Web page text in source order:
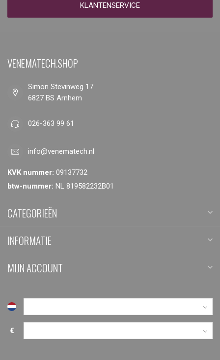
KLANTENSERVICE
VENEMATECH.SHOP
Simon Stevinweg 17
6827 BS Arnhem
026-363 99 61
info@venematech.nl
KVK nummer: 09137732
btw-nummer: NL 819582232B01
CATEGORIEËN
INFORMATIE
MIJN ACCOUNT
€